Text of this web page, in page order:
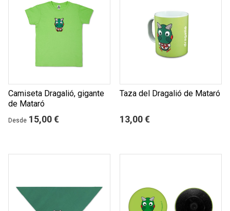
Camiseta Dragalió, gigante
de Mataró
Desde 15,00 €
Taza del Dragalió de Mataró
13,00 €